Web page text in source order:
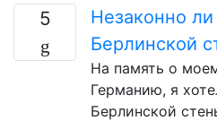
5
Незаконно ли
Берлинской
На память о
Германию, я
Берлинской